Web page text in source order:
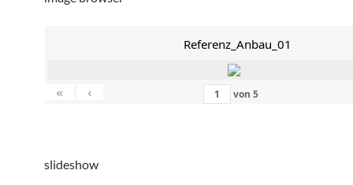
Referenz_Anbau_01
« ‹ von 5
slideshow